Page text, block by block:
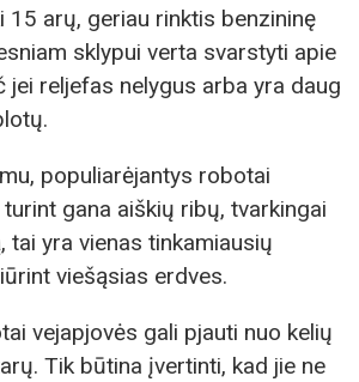
15 arų, geriau rinktis benzininę
sklypui verta svarstyti apie
jei reljefas nelygus arba yra daug
populiarėjantys robotai
gana aiškių ribų, tvarkingai
tai yra vienas tinkamiausių
viešąsias erdves.
vejapjovės gali pjauti nuo kelių
Tik būtina įvertinti, kad jie ne